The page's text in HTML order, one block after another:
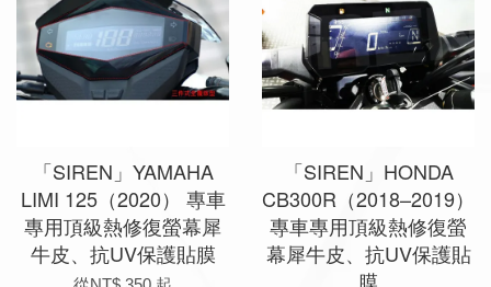
「SIREN」YAMAHA
LIMI 125（2020） 專車
專用頂級熱修復螢幕犀
牛皮、抗UV保護貼膜
「SIREN」HONDA
CB300R（2018–2019）
專車專用頂級熱修復螢
幕犀牛皮、抗UV保護貼
膜